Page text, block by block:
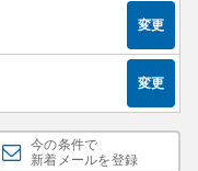
変更
変更
今の条件で
新着メールを登録